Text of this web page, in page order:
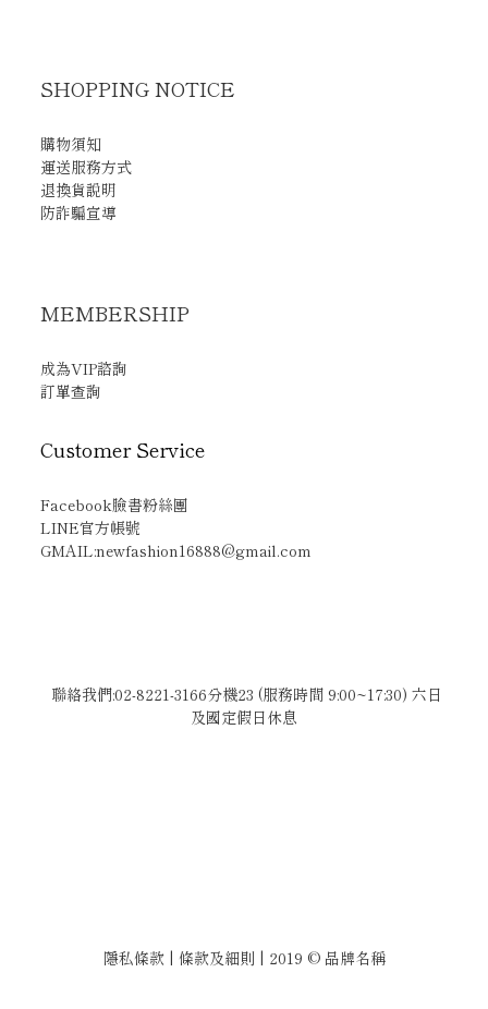
SHOPPING NOTICE
購物須知
運送服務方式
退換貨說明
防詐騙宣導
MEMBERSHIP
成為VIP諮詢
訂單查詢
Customer Service
Facebook臉書粉絲團
LINE官方帳號
GMAIL:newfashion16888@gmail.com
聯絡我們:02-8221-3166分機23 (服務時間 9:00~17:30) 六日
及國定假日休息
隱私條款 | 條款及細則 | 2019 © 品牌名稱